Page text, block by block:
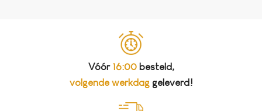
Vóór 16:00besteld,
volgende werkdaggeleverd!